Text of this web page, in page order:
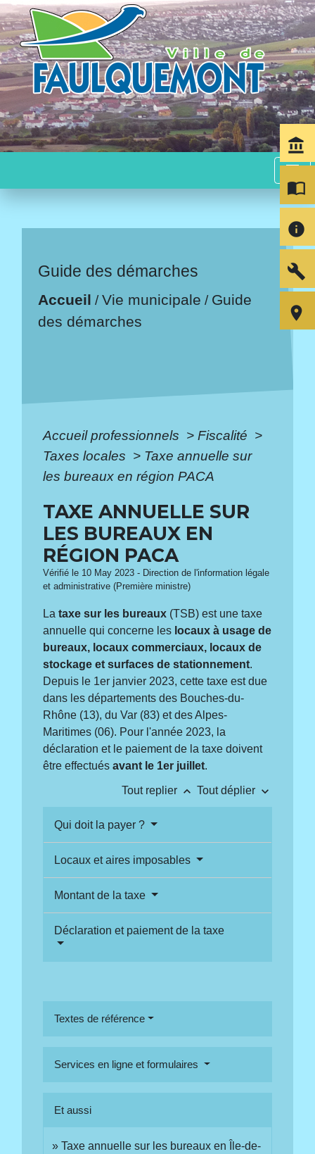
menu
Guide des démarches
Accueil /Vie municipale / Guide
des démarches
Accueil professionnels > Fiscalité >
Taxes locales > Taxe annuelle sur
les bureaux en région PACA
TAXE ANNUELLE SUR
LES BUREAUX EN
RÉGION PACA
Vérifié le 10 May 2023 - Direction de l'information légale
et administrative (Première ministre)
Lataxe sur les bureaux (TSB) est une taxe
annuelle qui concerne les locaux à usage de
bureaux, locaux commerciaux, locaux de
stockage et surfaces de stationnement.
Depuis le 1er janvier 2023, cette taxe est due
dans les départements des Bouches-du-
Rhône (13), du Var (83) et des Alpes-
Maritimes (06). Pour l'année 2023, la
déclaration et le paiement de la taxe doivent
être effectuésavant le 1er juillet.
Tout replier keyboard_arrow_up Tout déplier keyboard_arrow_down
Qui doit la payer ?
Locaux et aires imposables
Montant de la taxe
Déclaration et paiement de la taxe
Textes de référence
Services en ligne et formulaires
Et aussi
Taxe annuelle sur les bureaux en Île-de-
account_balance
import_contacts
info
build
room